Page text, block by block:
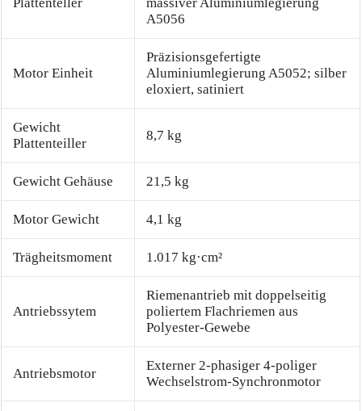
A5056
Motor Einheit
Präzisionsgefertigte
Aluminiumlegierung A5052; silber
eloxiert, satiniert
Gewicht
Plattenteiller
8,7 kg
Gewicht Gehäuse 21,5 kg
Motor Gewicht 4,1 kg
Trägheitsmoment 1.017 kg·cm²
Antriebssytem
Riemenantrieb mit doppelseitig
poliertem Flachriemen aus
Polyester-Gewebe
Antriebsmotor
Externer 2-phasiger 4-poliger
Wechselstrom-Synchronmotor